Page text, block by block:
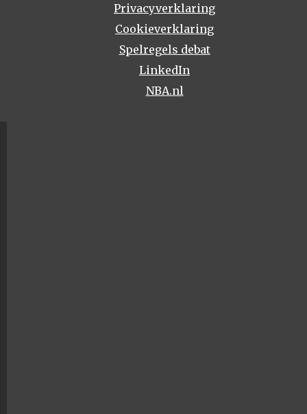
Privacyverklaring
Cookieverklaring
Spelregels debat
LinkedIn
NBA.nl